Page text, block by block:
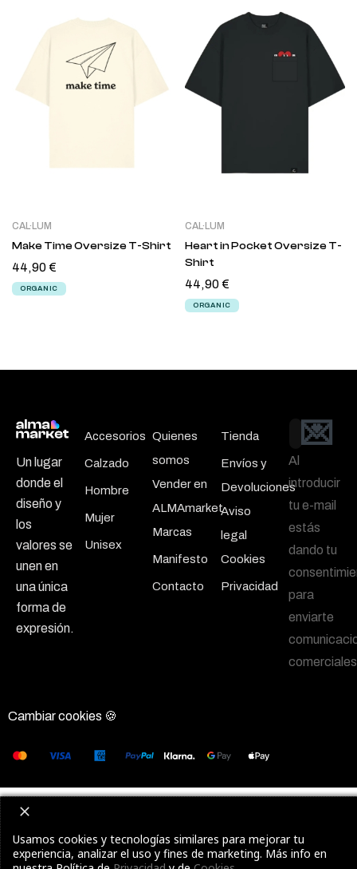
CAL·LUM
Make Time Oversize T-Shirt
44,90€
ORGANIC
CAL·LUM
Heart in Pocket Oversize T-
Shirt
44,90€
ORGANIC
Un lugar
donde el
diseño y
los
valores se
unen en
una única
forma de
expresión.
Accesorios
Calzado
Hombre
Mujer
Unisex
Quienes
somos
Vender en
ALMAmarket
Marcas
Manifesto
Contacto
Tienda
Envíos y
Devoluciones
Aviso
legal
Cookies
Privacidad
Email
💌
Al
introducir
tu e-mail
estás
dando tu
para
enviarte
Cambiar cookies 🍪
Usamos cookies y tecnologías similares para mejorar tu
experiencia, analizar el uso y fines de marketing. Más info en